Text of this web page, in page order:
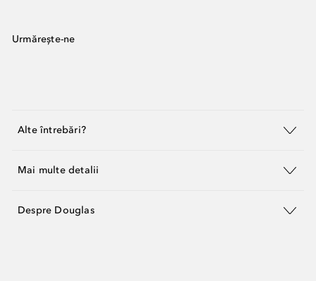
Urmărește-ne
Alte întrebări?
Mai multe detalii
Despre Douglas